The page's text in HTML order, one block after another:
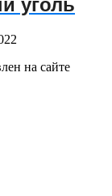
уголь
на сайте